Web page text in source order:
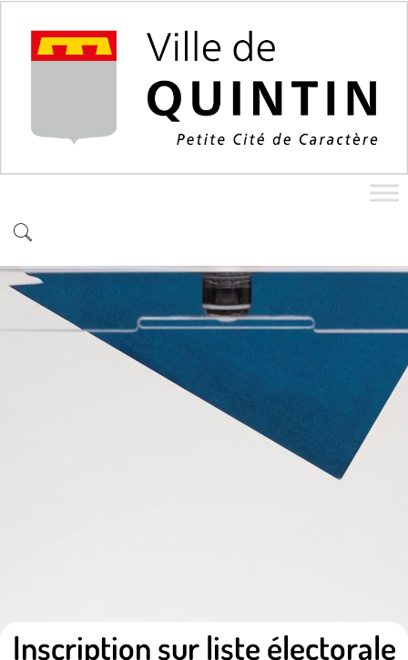
Inscription sur liste électorale